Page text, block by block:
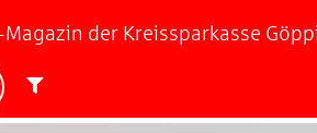
Magazin der Kreissparkasse